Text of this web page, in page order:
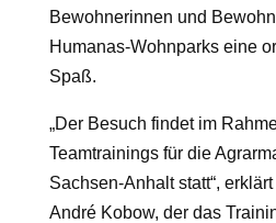
Bewohnerinnen und
Humanas-Wohnparks eine
Spaß.
„Der Besuch findet im
Teamtrainings für die
Sachsen-Anhalt statt“,
André Kobow, der das